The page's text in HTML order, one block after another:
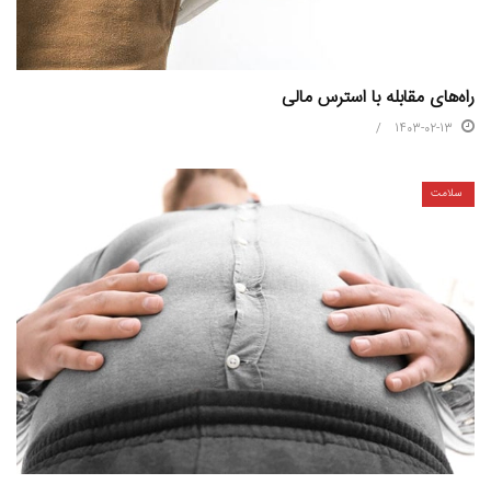
راه‌های مقابله با استرس مالی
1403-02-13
سلامت